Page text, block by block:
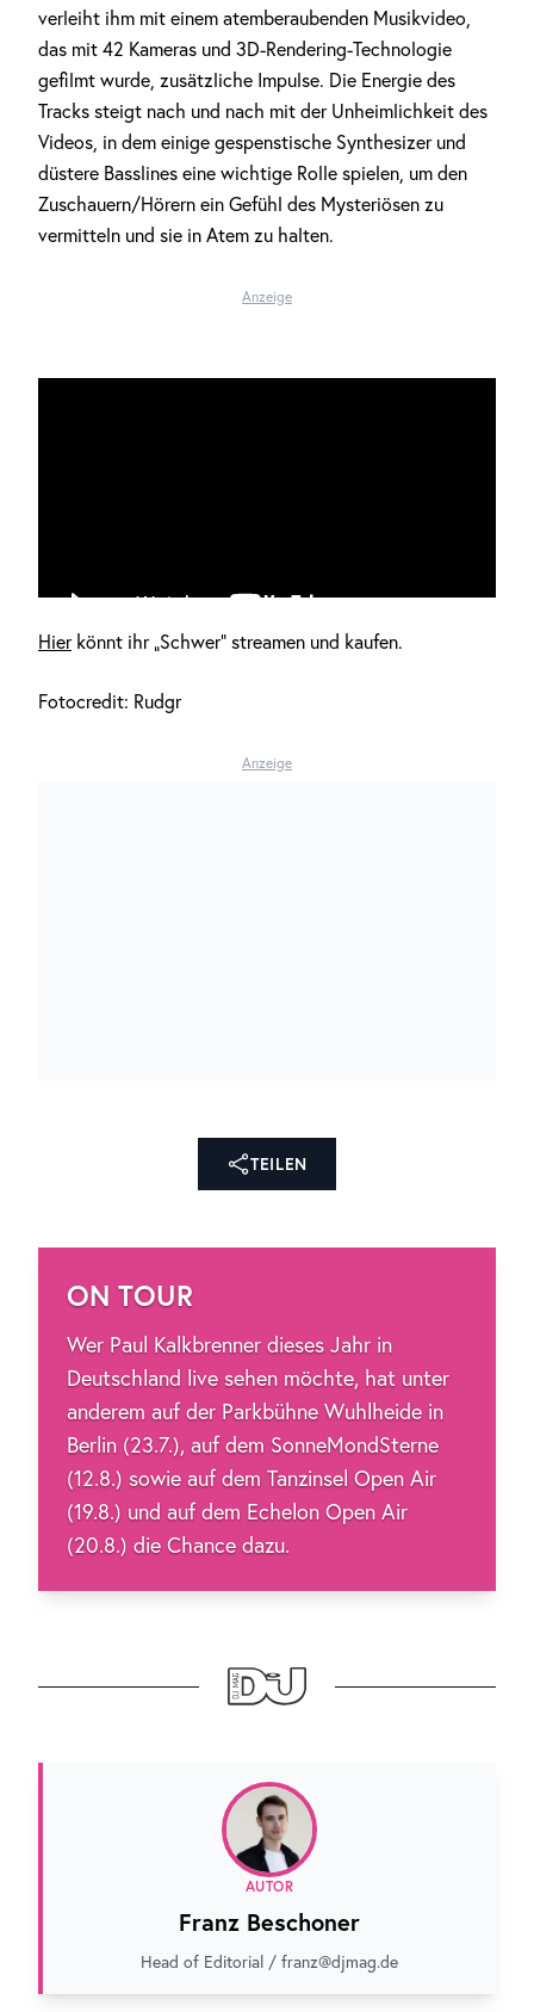
verleiht ihm mit einem atemberaubenden Musikvideo,
das mit 42 Kameras und 3D-Rendering-Technologie
gefilmt wurde, zusätzliche Impulse. Die Energie des
Tracks steigt nach und nach mit der Unheimlichkeit des
Videos, in dem einige gespenstische Synthesizer und
düstere Basslines eine wichtige Rolle spielen, um den
Zuschauern/Hörern ein Gefühl des Mysteriösen zu
vermitteln und sie in Atem zu halten.
Anzeige
Hierkönnt ihr „Schwer“ streamen und kaufen.
Fotocredit: Rudgr
Anzeige
TEILEN
ON TOUR
Wer Paul Kalkbrenner dieses Jahr in
Deutschland live sehen möchte, hat unter
anderem auf der Parkbühne Wuhlheide in
Berlin (23.7.), auf dem SonneMondSterne
(12.8.) sowie auf dem Tanzinsel Open Air
(19.8.) und auf dem Echelon Open Air
(20.8.) die Chance dazu.
AUTOR
Franz Beschoner
Head of Editorial / franz@djmag.de